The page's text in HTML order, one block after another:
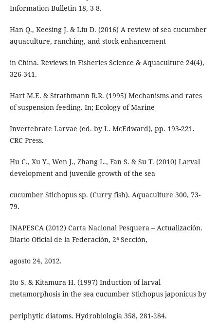
Information Bulletin 18, 3-8.
Han Q., Keesing J. & Liu D. (2016) A review of sea cucumber
aquaculture, ranching, and stock enhancement
in China. Reviews in Fisheries Science & Aquaculture 24(4),
326-341.
Hart M.E. & Strathmann R.R. (1995) Mechanisms and rates
of suspension feeding. In; Ecology of Marine
Invertebrate Larvae (ed. by L. McEdward), pp. 193-221.
CRC Press.
Hu C., Xu Y., Wen J., Zhang L., Fan S. & Su T. (2010) Larval
development and juvenile growth of the sea
cucumber Stichopus sp. (Curry fish). Aquaculture 300, 73-
79.
INAPESCA (2012) Carta Nacional Pesquera – Actualización.
Diario Oficial de la Federación, 2ª Sección,
agosto 24, 2012.
Ito S. & Kitamura H. (1997) Induction of larval
metamorphosis in the sea cucumber Stichopus japonicus by
periphytic diatoms. Hydrobiologia 358, 281-284.